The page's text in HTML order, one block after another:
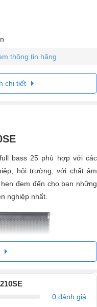
thông tin hãng
chi tiết
bass 25 phù hợp với các
hội trường, với chất âm
đem đến cho bạn những
nghiệp nhất.
0 đánh giá